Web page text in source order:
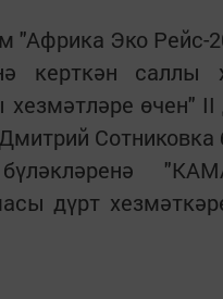
"Африка Эко Рейс-
керткән саллы
өчен"
Сотниковка
дүрт